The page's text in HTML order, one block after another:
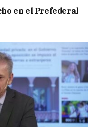
en el Prefederal